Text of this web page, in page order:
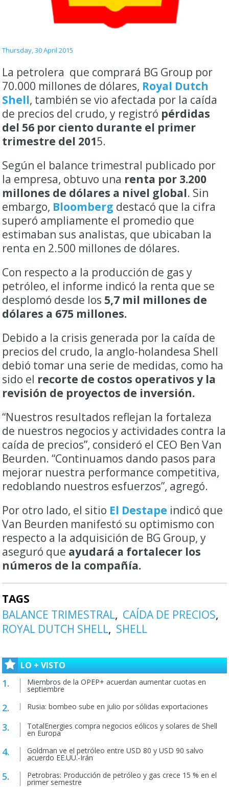
Thursday, 30 April 2015
La petrolera que comprará BG Group por
70.000 millones de dólares, Royal Dutch
Shell, también se vio afectada por la caída
de precios del crudo, y registró pérdidas
del 56 por ciento durante el primer
trimestre del 2015.
Según el balance trimestral publicado por
la empresa, obtuvo una renta por 3.200
millones de dólares a nivel global. Sin
embargo, Bloomberg destacó que la cifra
superó ampliamente el promedio que
estimaban sus analistas, que ubicaban la
renta en 2.500 millones de dólares.
Con respecto a la producción de gas y
petróleo, el informe indicó la renta que se
desplomó desde los 5,7 mil millones de
dólares a 675 millones.
Debido a la crisis generada por la caída de
precios del crudo, la anglo-holandesa Shell
debió tomar una serie de medidas, como ha
sido el recorte de costos operativos y la
revisión de proyectos de inversión.
“Nuestros resultados reflejan la fortaleza
de nuestros negocios y actividades contra la
caída de precios”, consideró el CEO Ben Van
Beurden. “Continuamos dando pasos para
mejorar nuestra performance competitiva,
redoblando nuestros esfuerzos”, agregó.
Por otro lado, el sitio El Destape indicó que
Van Beurden manifestó su optimismo con
respecto a la adquisición de BG Group, y
aseguró que ayudará a fortalecer los
números de la compañía.
TAGS
BALANCE TRIMESTRAL CAÍDA DE PRECIOS
ROYAL DUTCH SHELL SHELL
LO + VISTO
Miembros de la OPEP+ acuerdan aumentar cuotas en
septiembre
Rusia: bombeo sube en julio por sólidas exportaciones
TotalEnergies compra negocios eólicos y solares de Shell
en Europa
Goldman ve el petróleo entre USD 80 y USD 90 salvo
acuerdo EE.UU.-Irán
Petrobras: Producción de petróleo y gas crece 15 % en el
primer semestre